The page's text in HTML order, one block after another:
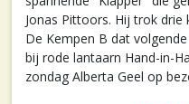
Jonas Pittoors. Hij trok
De Kempen B dat
bij rode lantaarn Hand-in-
zondag Alberta Geel op